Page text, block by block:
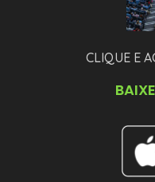
CLIQUE E